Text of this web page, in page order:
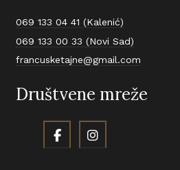
069 133 04 41 (Kalenić)
069 133 00 33 (Novi Sad)
francusketajne@gmail.com
Društvene mreže